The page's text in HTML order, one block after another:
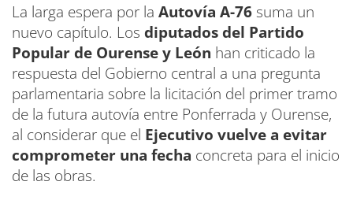
La larga espera por la Autovía A-76 suma un
nuevo capítulo. Los diputados del Partido
Popular de Ourense y León han criticado la
respuesta del Gobierno central a una pregunta
parlamentaria sobre la licitación del primer tramo
de la futura autovía entre Ponferrada y Ourense,
al considerar que el Ejecutivo vuelve a evitar
comprometer una fecha concreta para el inicio
de las obras.